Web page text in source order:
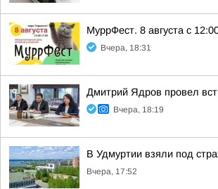
МуррФест. 8 августа с
Вчера, 18:31
Дмитрий Ядров провел
Вчера, 18:19
В Удмуртии взяли под
Вчера, 17:52